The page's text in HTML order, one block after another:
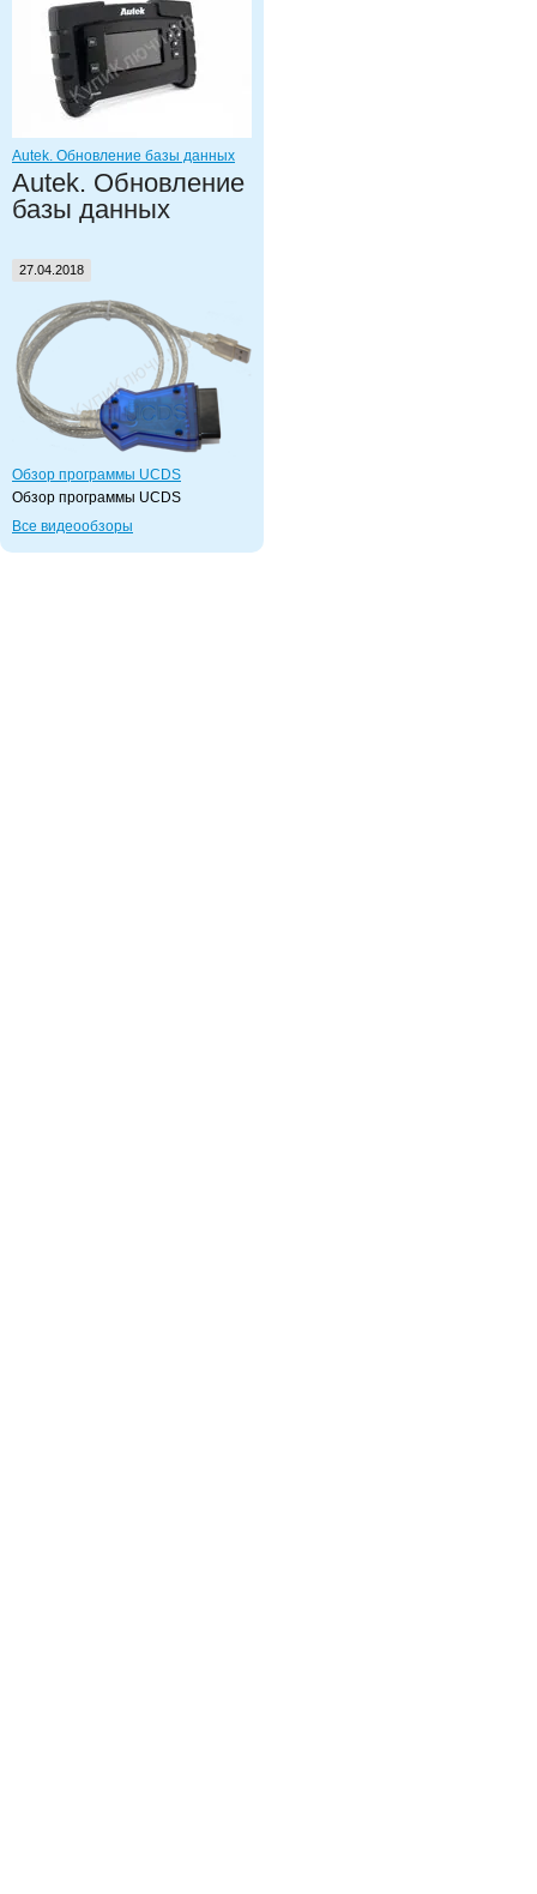
Autek. Обновление базы данных
Autek. Обновление
базы данных
27.04.2018
Обзор программы UCDS
Обзор программы UCDS
Все видеообзоры